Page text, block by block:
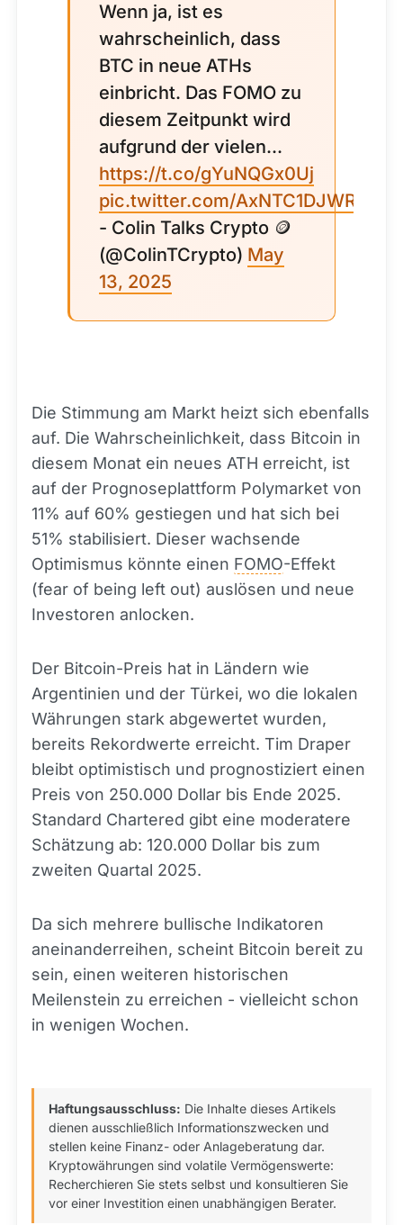
Wenn ja, ist es
wahrscheinlich, dass
BTC in neue ATHs
einbricht. Das FOMO zu
diesem Zeitpunkt wird
aufgrund der vielen...
https://t.co/gYuNQGx0Uj
pic.twitter.com/AxNTC1DJWR
- Colin Talks Crypto 🪙
(@ColinTCrypto) May
13, 2025
Die Stimmung am Markt heizt sich ebenfalls
auf. Die Wahrscheinlichkeit, dass Bitcoin in
diesem Monat ein neues ATH erreicht, ist
auf der Prognoseplattform Polymarket von
11% auf 60% gestiegen und hat sich bei
51% stabilisiert. Dieser wachsende
Optimismus könnte einen FOMO-Effekt
(fear of being left out) auslösen und neue
Investoren anlocken.
Der Bitcoin-Preis hat in Ländern wie
Argentinien und der Türkei, wo die lokalen
Währungen stark abgewertet wurden,
bereits Rekordwerte erreicht. Tim Draper
bleibt optimistisch und prognostiziert einen
Preis von 250.000 Dollar bis Ende 2025.
Standard Chartered gibt eine moderatere
Schätzung ab: 120.000 Dollar bis zum
zweiten Quartal 2025.
Da sich mehrere bullische Indikatoren
aneinanderreihen, scheint Bitcoin bereit zu
sein, einen weiteren historischen
Meilenstein zu erreichen - vielleicht schon
in wenigen Wochen.
Haftungsausschluss: Die Inhalte dieses Artikels
dienen ausschließlich Informationszwecken und
stellen keine Finanz- oder Anlageberatung dar.
Kryptowährungen sind volatile Vermögenswerte:
Recherchieren Sie stets selbst und konsultieren Sie
vor einer Investition einen unabhängigen Berater.